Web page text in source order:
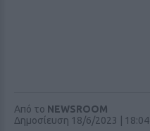
Από το NEWSROOM
Δημοσίευση 18/6/2023 | 18:04